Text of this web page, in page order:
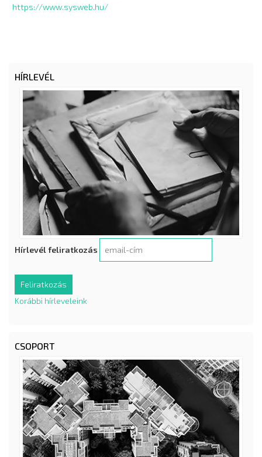
https://www.sysweb.hu/
HÍRLEVÉL
Hírlevél feliratkozás
Korábbi hírleveleink
CSOPORT